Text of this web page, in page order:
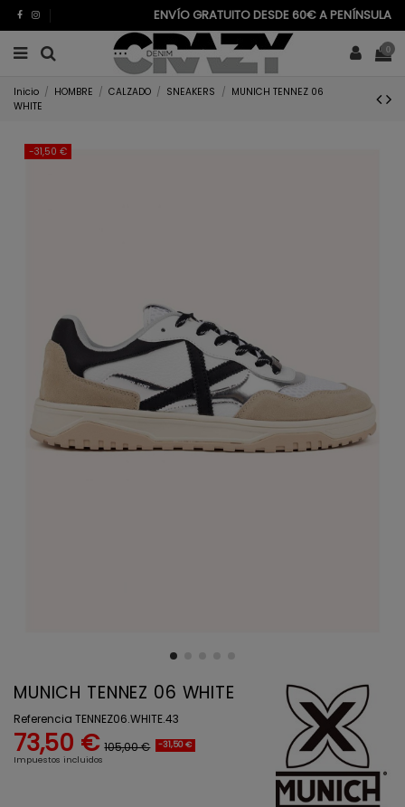
ENVÍO GRATUITO DESDE 60€ A PENÍNSULA
0
Inicio HOMBRE CALZADO SNEAKERS
MUNICH TENNEZ 06
WHITE
-31,50 €
MUNICH TENNEZ 06 WHITE
Referencia TENNEZ06.WHITE.43
73,50 € 105,00 € -31,50 €
Impuestos incluidos